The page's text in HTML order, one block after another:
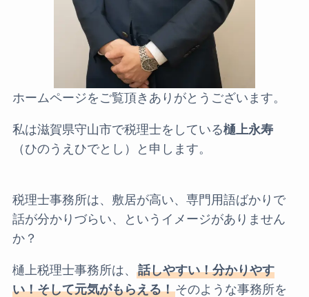
ホームページをご覧頂きありがとうございます。
私は滋賀県守山市で税理士をしている樋上永寿
（ひのうえひでとし）と申します。
税理士事務所は、敷居が高い、専門用語ばかりで
話が分かりづらい、というイメージがありません
か？
樋上税理士事務所は、 話しやすい！分かりやす
い！そして元気がもらえる！そのような事務所を